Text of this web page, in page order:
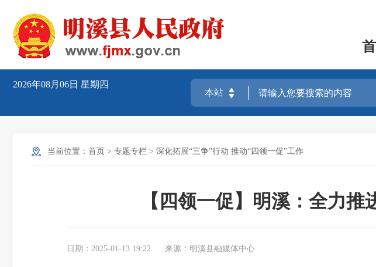
2026年08月06日 星期四
当前位置： 首页 > 专题专栏 > 深化拓展“三争”行动 推动“四领一促”工作
【四领一促】明溪：全力
日期：2025-01-13 19:22 来源：明溪县融媒体中心